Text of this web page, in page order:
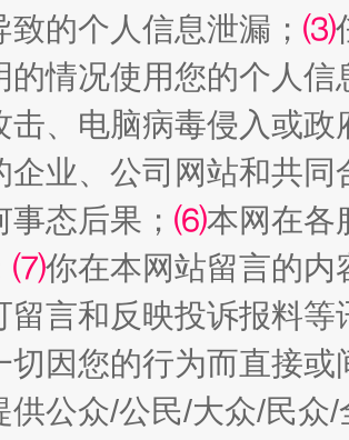
国五大"原罪" "炒
致的个人信息泄漏； ⑶
的情况使用您的个人
击、电脑病毒侵入或
企业、公司网站和共
态后果； ⑹本网在各
⑺你在本网站留言的内
留言和反映投诉报料
切因您的行为而直接
供公众/公民/大众/民